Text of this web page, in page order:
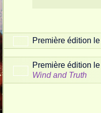
Première édition
Première édition
Wind and Truth